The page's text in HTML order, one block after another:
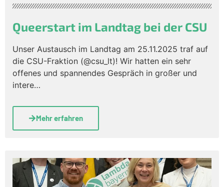
Queerstart im Landtag bei der CSU
Unser Austausch im Landtag am 25.11.2025 traf auf
die CSU-Fraktion (@csu_lt)! Wir hatten ein sehr
offenes und spannendes Gespräch in großer und
intere…
Mehr erfahren